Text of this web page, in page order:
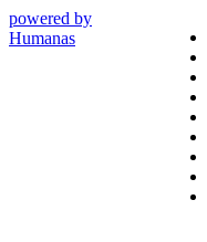
powered by
Humanas